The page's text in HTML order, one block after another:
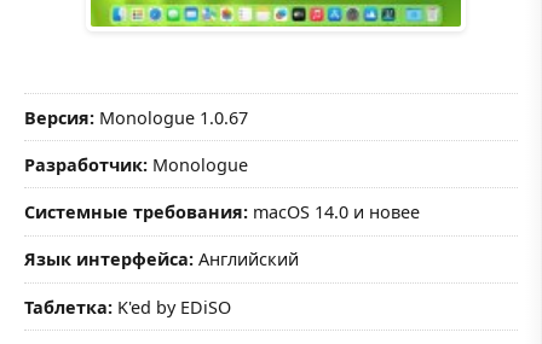
Версия: Monologue 1.0.67
Разработчик: Monologue
Системные требования: macOS 14.0 и новее
Язык интерфейса: Английский
Таблетка: K'ed by EDiSO